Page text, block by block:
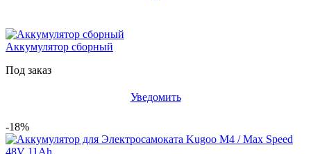
Аккумулятор сборный
Под заказ
Уведомить
-18%